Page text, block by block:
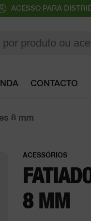
ACESSO PARA
CONTACTO
8 mm
ACESSÓRIOS
8 MM